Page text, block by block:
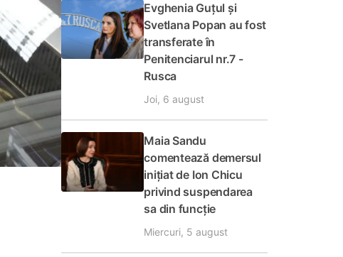
Evghenia Guțul și
Svetlana Popan au fost
transferate în
Penitenciarul nr.7 -
Rusca
Joi, 6 august
Maia Sandu
comentează demersul
inițiat de Ion Chicu
privind suspendarea
sa din funcție
Miercuri, 5 august